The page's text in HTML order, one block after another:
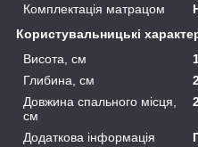
Комплектація матрацом
Користувальницькі
Висота, см
Глибина, см
Довжина спального місця,
см
Додаткова інформація